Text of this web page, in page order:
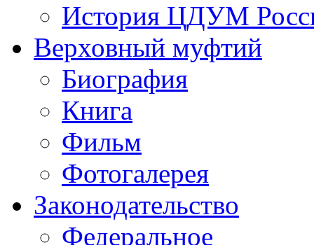
История ЦДУМ
Верховный муфтий
Биография
Книга
Фильм
Фотогалерея
Законодательство
Федеральное